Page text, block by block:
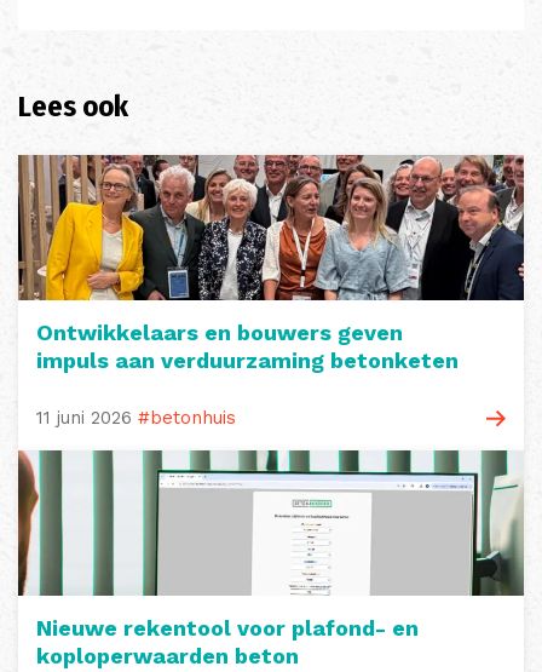
Lees ook
Ontwikkelaars en bouwers geven
impuls aan verduurzaming betonketen
11 juni 2026 #betonhuis
Nieuwe rekentool voor plafond- en
koploperwaarden beton